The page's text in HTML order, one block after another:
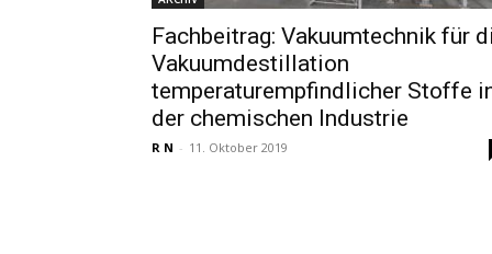
Fachbeitrag: Vakuumtechnik für
Vakuumdestillation
temperaturempfindlicher Stoffe
der chemischen Industrie
R N - 11. Oktober 2019